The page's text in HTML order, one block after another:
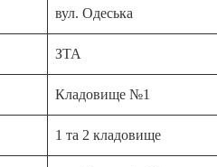
вул. Одеська
ЗТА
Кладовище №1
1 та 2 кладовище